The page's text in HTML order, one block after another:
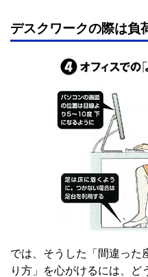
デスクワークの際は負
では、そうした「間違った
り方」を心がけるには、ど